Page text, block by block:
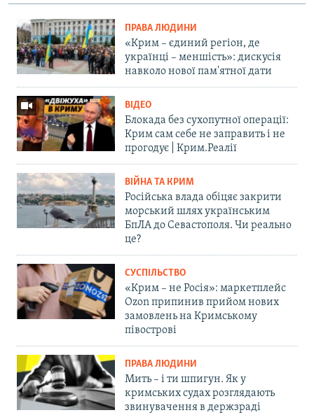
ПРАВА ЛЮДИНИ
«Крим – єдиний регіон, де
українці – меншість»: дискусія
навколо нової пам'ятної дати
ВІДЕО
Блокада без сухопутної операції:
Крим сам себе не заправить і не
прогодує | Крим.Реалії
ВІЙНА ТА КРИМ
Російська влада обіцяє закрити
морський шлях українським
БпЛА до Севастополя. Чи реально
це?
СУСПІЛЬСТВО
«Крим – не Росія»: маркетплейс
Ozon припинив прийом нових
замовлень на Кримському
півострові
ПРАВА ЛЮДИНИ
Мить – і ти шпигун. Як у
кримських судах розглядають
звинувачення в держзраді